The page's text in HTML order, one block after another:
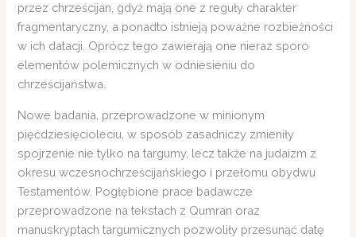
przez chrześcijan, gdyż mają one z reguły charakter
fragmentaryczny, a ponadto istnieją poważne rozbieżności
w ich datacji. Oprócz tego zawierają one nieraz sporo
elementów polemicznych w odniesieniu do
chrześcijaństwa.
Nowe badania, przeprowadzone w minionym
pięćdziesięcioleciu, w sposób zasadniczy zmieniły
spojrzenie nie tylko na targumy, lecz także na judaizm z
okresu wczesnochrześcijańskiego i przełomu obydwu
Testamentów. Pogłębione prace badawcze
przeprowadzone na tekstach z Qumran oraz
manuskryptach targumicznych pozwoliły przesunąć datę